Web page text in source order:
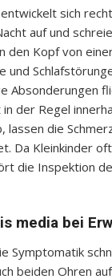
sich
auf und
Kopf von
und
Absonderungen
der Regel
die
Da Kleinkinder
die Inspektion
media bei
Symptomatik
beiden Ohren